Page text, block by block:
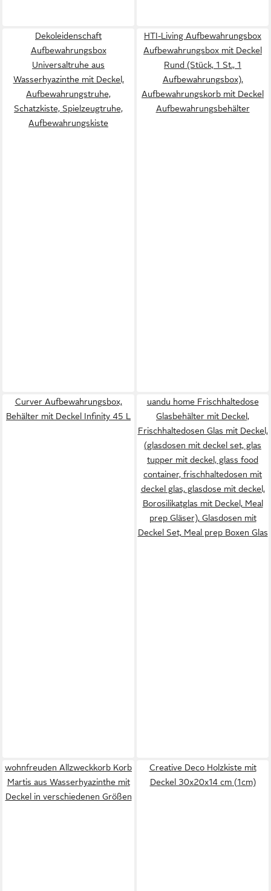
Dekoleidenschaft
Aufbewahrungsbox
Universaltruhe aus
Wasserhyazinthe mit Deckel,
Aufbewahrungstruhe,
Schatzkiste, Spielzeugtruhe,
Aufbewahrungskiste
HTI-Living Aufbewahrungsbox
Aufbewahrungsbox mit Deckel
Rund (Stück, 1 St., 1
Aufbewahrungsbox),
Aufbewahrungskorb mit Deckel
Aufbewahrungsbehälter
Curver Aufbewahrungsbox,
Behälter mit Deckel Infinity 45 L
uandu home Frischhaltedose
Glasbehälter mit Deckel,
Frischhaltedosen Glas mit Deckel,
(glasdosen mit deckel set, glas
tupper mit deckel, glass food
container, frischhaltedosen mit
deckel glas, glasdose mit deckel,
Borosilikatglas mit Deckel, Meal
prep Gläser), Glasdosen mit
Deckel Set, Meal prep Boxen Glas
wohnfreuden Allzweckkorb Korb
Martis aus Wasserhyazinthe mit
Deckel in verschiedenen Größen
Creative Deco Holzkiste mit
Deckel 30x20x14 cm (1cm)